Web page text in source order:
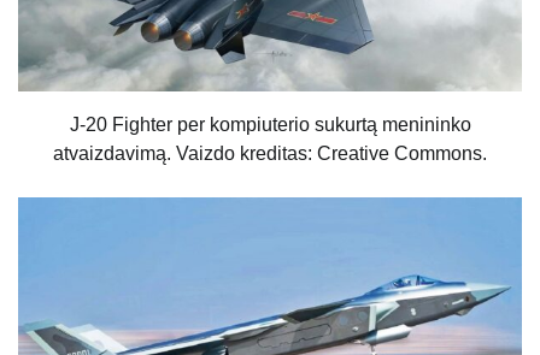
J-20 Fighter per kompiuterio sukurtą menininko
atvaizdavimą. Vaizdo kreditas: Creative Commons.